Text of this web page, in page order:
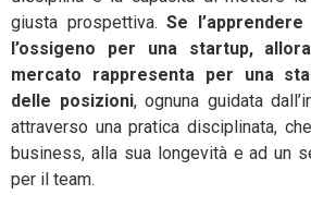
giusta prospettiva.Se
l’ossigeno per una startup,
mercato rappresenta per una
delle posizioni, ognuna guidata
attraverso una pratica disciplinata,
business, alla sua longevità e ad un
per il team.